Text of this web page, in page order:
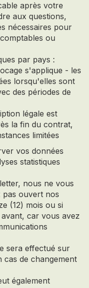
après votre
aux questions,
nécessaires pour
ou
par pays :
s'applique - les
lorsqu'elles sont
des périodes de
légale est
la fin du contrat,
limitées
vos données
statistiques
nous ne vous
ouvert nos
(12) mois ou si
car vous avez
sera effectué sur
cas de changement
également